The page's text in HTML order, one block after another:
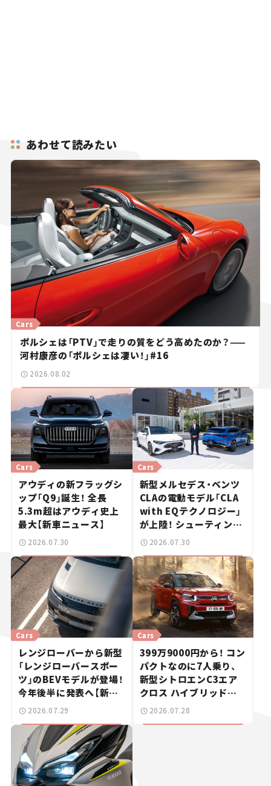
あわせて読みたい
Cars
ポルシェは「PTV」で走りの質をどう高めたのか？——
河村康彦の「ポルシェは凄い！」#16
2026.08.02
Cars
アウディの新フラッグシ
ップ「Q9」誕生！ 全長
5.3m超はアウディ史上
最大【新車ニュース】
2026.07.30
Cars
新型メルセデス・ベンツ
CLAの電動モデル「CLA
with EQテクノロジー」
が上陸！ シューティング
ブレークも発売【新車ニ
2026.07.30
Cars
レンジローバーから新型
「レンジローバースポー
ツ」のBEVモデルが登場！
今年後半に発表へ【新車
ニュース】
2026.07.29
Cars
399万9000円から！ コン
パクトなのに7人乗り、
新型シトロエンC3エア
クロス ハイブリッドが
上陸【新車ニュース】
2026.07.28